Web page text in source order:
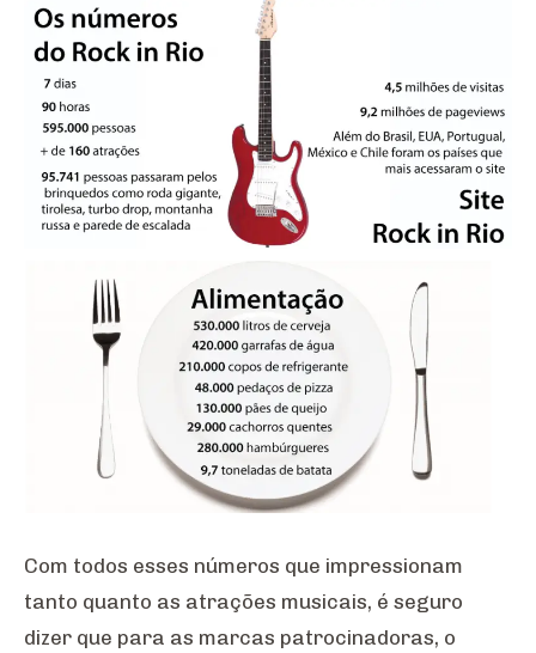
Com todos esses números que impressionam
tanto quanto as atrações musicais, é seguro
dizer que para as marcas patrocinadoras, o